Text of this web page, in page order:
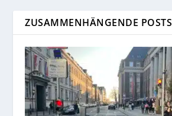
ZUSAMMENHÄNGENDE POSTS